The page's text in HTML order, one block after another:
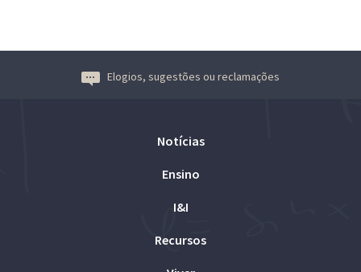
Elogios, sugestões ou reclamações
Notícias
Ensino
I&I
Recursos